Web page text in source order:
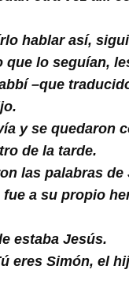
hablar así,
que lo seguían,
–que
y se quedaron
de la tarde.
las palabras
a su propio
estaba Jesús.
eres Simón, el